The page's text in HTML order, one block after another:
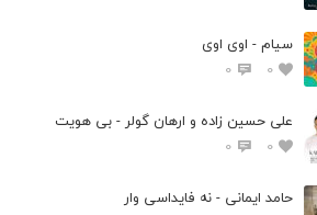
سیام - اوی اوی
0
0
علی حسین زاده و ارهان گولر - بی هویت
0
0
حامد ایمانی - نه فایداسی وار